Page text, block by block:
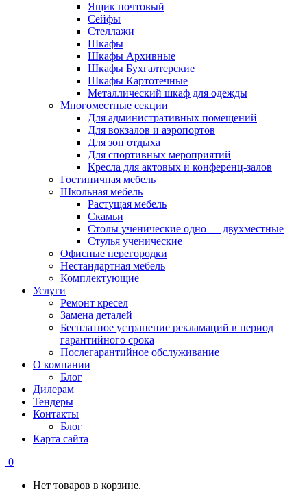
Ящик почтовый
Сейфы
Стеллажи
Шкафы
Шкафы Архивные
Шкафы Бухгалтерские
Шкафы Картотечные
Металлический шкаф для одежды
Многоместные секции
Для административных помещений
Для вокзалов и аэропортов
Для зон отдыха
Для спортивных мероприятий
Кресла для актовых и конференц-залов
Гостиничная мебель
Школьная мебель
Растущая мебель
Скамьи
Столы ученические одно — двухместные
Стулья ученические
Офисные перегородки
Нестандартная мебель
Комплектующие
Услуги
Ремонт кресел
Замена деталей
Бесплатное устранение рекламаций в период
гарантийного срока
Послегарантийное обслуживание
О компании
Блог
Дилерам
Тендеры
Контакты
Блог
Карта сайта
0
Нет товаров в корзине.